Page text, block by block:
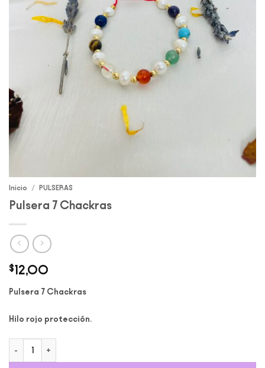
Inicio / PULSERAS
Pulsera 7 Chackras
$12,00
Pulsera 7 Chackras
Hilo rojo protección.
Pulsera 7 Chackras cantidad